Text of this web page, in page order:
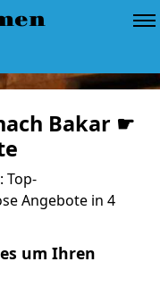
Bakar ☛
Top-
Angebote in 4
um Ihren